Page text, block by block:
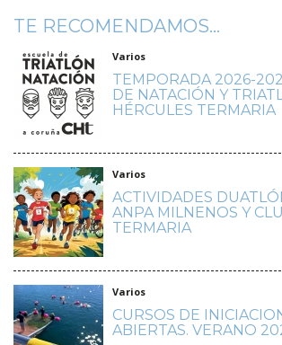
TE RECOMENDAMOS...
Varios
TEMPORADA 2026-
DE NATACIÓN Y
HÉRCULES TERMARIA
Varios
ACTIVIDADES
ANPA MILNENOS Y
TERMARIA
Varios
CURSOS DE
ABIERTAS. VERANO